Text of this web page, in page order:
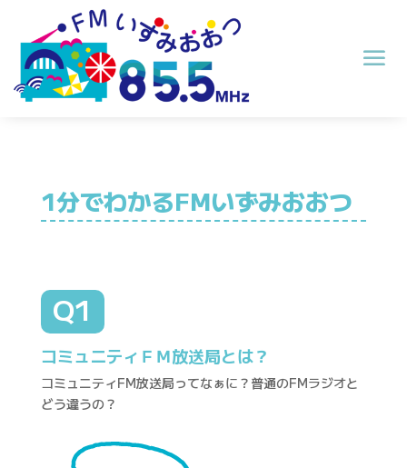
1分でわかるFMいずみおおつ
Q1
コミュニティＦＭ放送局とは？
コミュニティFM放送局ってなぁに？普通のFMラジオと
どう違うの？